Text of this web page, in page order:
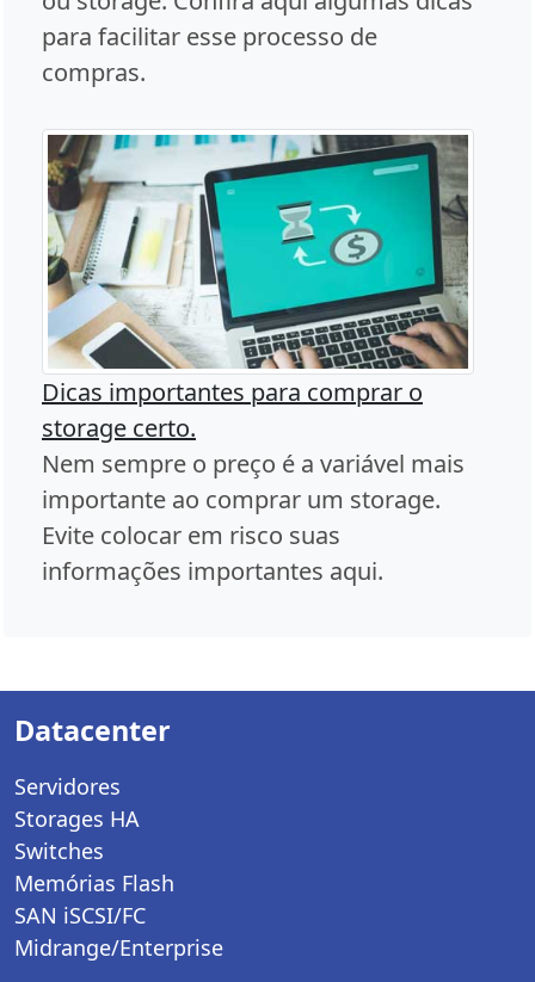
para facilitar esse processo de
compras.
Dicas importantes para comprar o
storage certo.
Nem sempre o preço é a variável mais
importante ao comprar um storage.
Evite colocar em risco suas
informações importantes aqui.
Datacenter
Servidores
Storages HA
Switches
Memórias Flash
SAN iSCSI/FC
Midrange/Enterprise